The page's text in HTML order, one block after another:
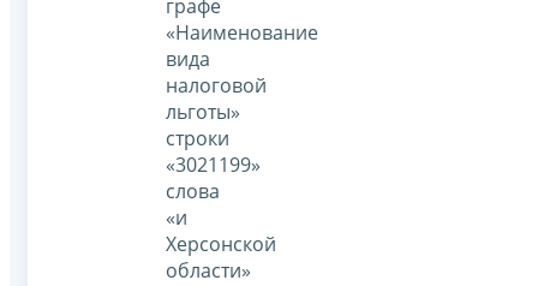
графе
«Наименование
вида
налоговой
льготы»
строки
«3021199»
слова
«и
Херсонской
области»